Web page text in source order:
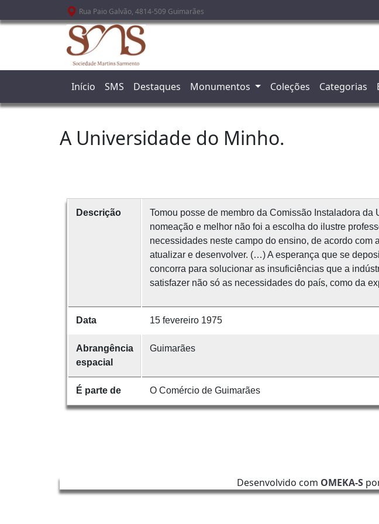
Passar para o conteúdo principal
Rua Paio Galvão, 4814-509 Guimarães
Início SMS Destaques Monumentos Coleções Categorias
A Universidade do Minho.
Descrição
Tomou posse de membro da Comissão Instaladora
nomeação e melhor não foi a escolha do ilustre
necessidades neste campo do ensino, de acordo
atualizar e desenvolver. (…) A esperança que se
concorra para solucionar as insuficiências que a
satisfazer não só as necessidades do país, como da
Data 15 fevereiro 1975
Abrangência
espacial
Guimarães
É parte de O Comércio de Guimarães
Desenvolvido com OMEKA-S